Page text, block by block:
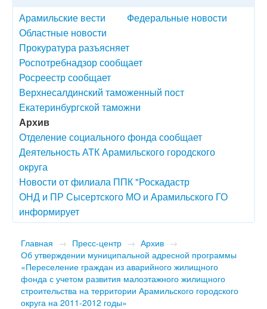
Арамильские вести
Федеральные новости
Областные новости
Прокуратура разъясняет
Роспотребнадзор сообщает
Росреестр сообщает
Верхнесалдинский таможенный пост
Екатеринбургской таможни
Архив
Отделение социального фонда сообщает
Деятельность АТК Арамильского городского
округа
Новости от филиала ППК "Роскадастр
ОНД и ПР Сысертского МО и Арамильского ГО
информирует
Главная → Пресс-центр → Архив →
Об утверждении муниципальной адресной программы
«Переселение граждан из аварийного жилищного
фонда с учетом развития малоэтажного жилищного
строительства на территории Арамильского городского
округа на 2011-2012 годы»